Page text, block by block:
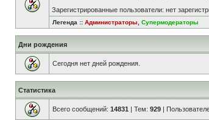
Зарегистрированные пользователи: нет
Легенда :: Администраторы Супермодераторы
Дни рождения
Сегодня нет дней рождения.
Статистика
Всего сообщений: 14831 | Тем: 929 |